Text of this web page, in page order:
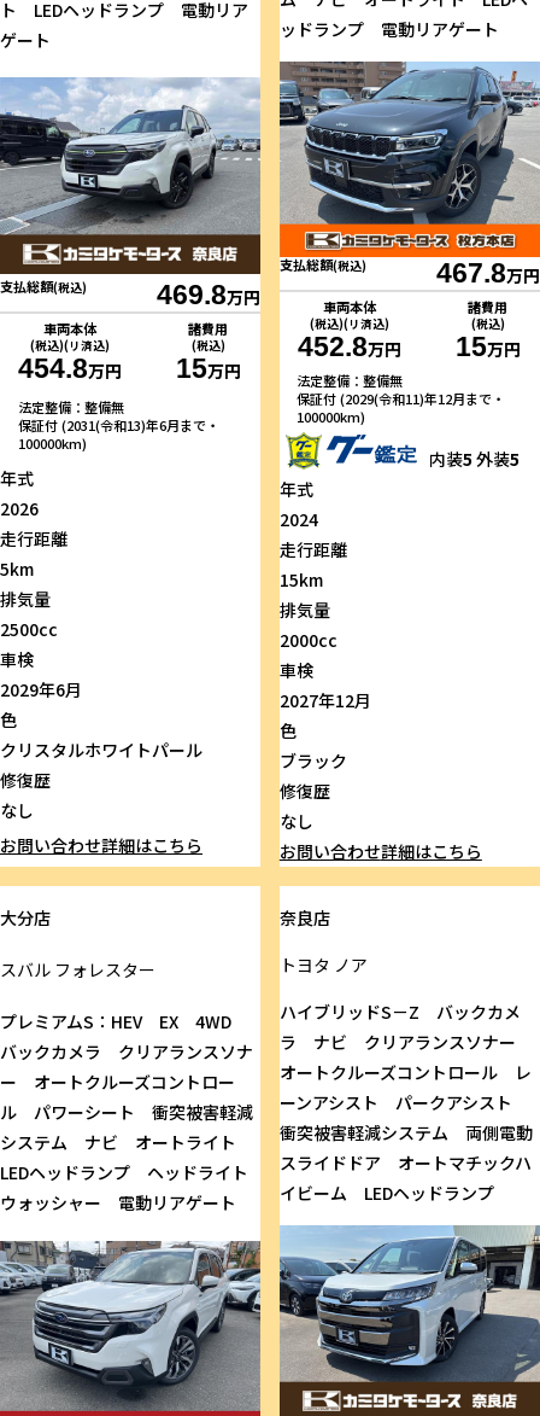
ト LEDヘッドランプ 電動リア
ゲート
支払総額(税込) 469.8万円
車両本体
(税込)(リ済込)
454.8万円
諸費用
(税込)
15万円
法定整備：整備無
保証付 (2031(令和13)年6月まで・
100000km)
年式
2026
走行距離
5km
排気量
2500cc
車検
2029年6月
色
クリスタルホワイトパール
修復歴
なし
お問い合わせ詳細はこちら
ッドランプ 電動リアゲート
支払総額(税込) 467.8万円
車両本体
(税込)(リ済込)
452.8万円
諸費用
(税込)
15万円
法定整備：整備無
保証付 (2029(令和11)年12月まで・
100000km)
内装5 外装5
年式
2024
走行距離
15km
排気量
2000cc
車検
2027年12月
色
ブラック
修復歴
なし
お問い合わせ詳細はこちら
大分店
スバル フォレスター
プレミアムS：HEV EX 4WD
バックカメラ クリアランスソナ
ー オートクルーズコントロー
ル パワーシート 衝突被害軽減
システム ナビ オートライト
LEDヘッドランプ ヘッドライト
ウォッシャー 電動リアゲート
奈良店
トヨタ ノア
ハイブリッドS－Z バックカメ
ラ ナビ クリアランスソナー
オートクルーズコントロール レ
ーンアシスト パークアシスト
衝突被害軽減システム 両側電動
スライドドア オートマチックハ
イビーム LEDヘッドランプ